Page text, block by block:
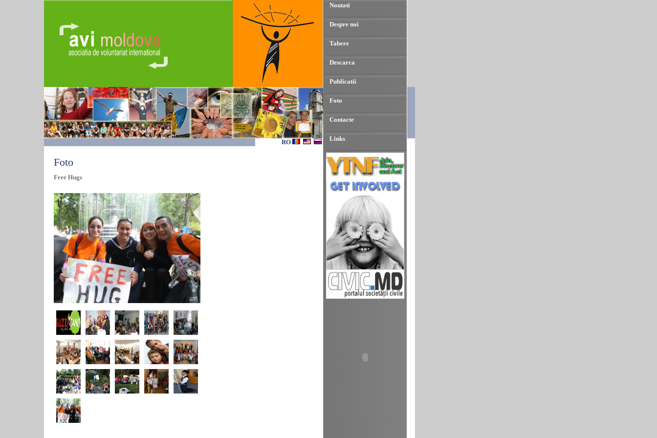
Noutati
Despre noi
Tabere
Descarca
Publicatii
Foto
Contacte
Links
RO
Foto
Free Hugs